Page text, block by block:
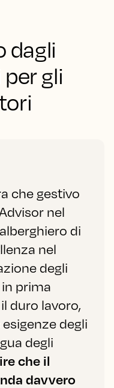
dagli
gli
che gestivo
nel
di
nel
degli
prima
duro lavoro,
degli
degli
che il
davvero